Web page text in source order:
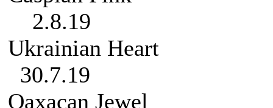
2.8.19
30.7.19